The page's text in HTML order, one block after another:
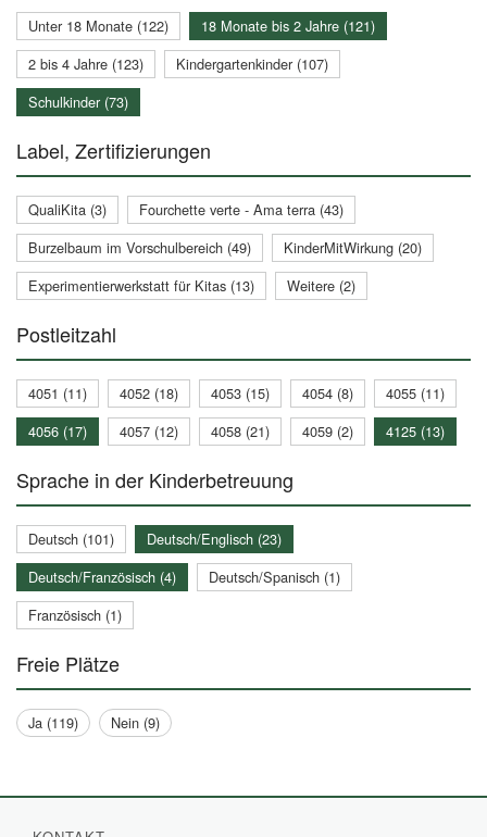
Unter 18 Monate (122)
18 Monate bis 2 Jahre (121)
2 bis 4 Jahre (123)
Kindergartenkinder (107)
Schulkinder (73)
Label, Zertifizierungen
QualiKita (3)
Fourchette verte - Ama terra (43)
Burzelbaum im Vorschulbereich (49)
KinderMitWirkung (20)
Experimentierwerkstatt für Kitas (13)
Weitere (2)
Postleitzahl
4051 (11) 4052 (18) 4053 (15) 4054 (8)
4055 (11)
4056 (17)
4057 (12) 4058 (21) 4059 (2) 4125 (13)
Sprache in der Kinderbetreuung
Deutsch (101)
Deutsch/Englisch (23)
Deutsch/Französisch (4)
Deutsch/Spanisch (1)
Französisch (1)
Freie Plätze
Ja (119) Nein (9)